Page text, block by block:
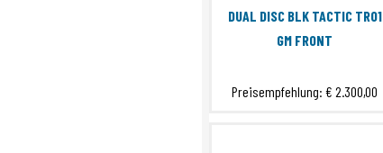
DUAL DISC BLK TACTIC TR01
GM FRONT
Preisempfehlung:€ 2.300,00